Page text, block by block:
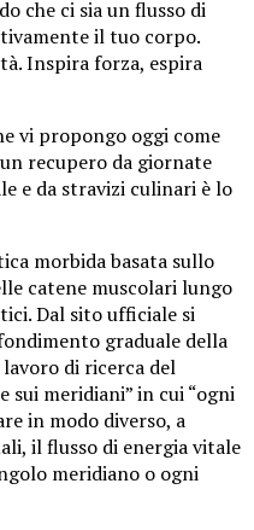
che ci sia un flusso di
il tuo corpo.
Inspira forza, espira
vi propongo oggi come
recupero da giornate
e da stravizi culinari è lo
morbida basata sullo
catene muscolari lungo
Dal sito ufficiale si
graduale della
di ricerca del
sui meridiani” in cui “ogni
in modo diverso, a
il flusso di energia vitale
meridiano o ogni